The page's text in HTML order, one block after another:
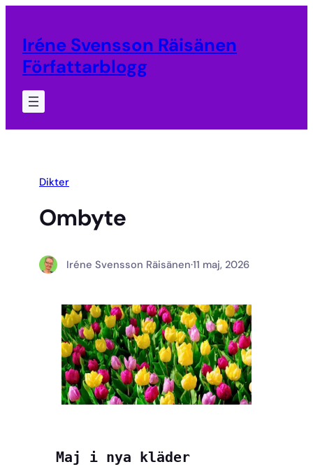
innehåll
Iréne Svensson Räisänen
Författarblogg
Dikter
Ombyte
Iréne Svensson Räisänen·11 maj, 2026
Maj i nya kläder